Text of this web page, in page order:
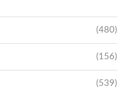
(480)
(156)
(539)